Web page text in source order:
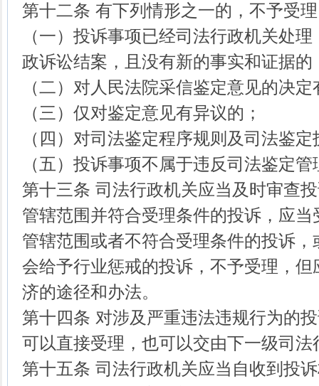
第十二条 有下列情形之一的，不予受
（一）投诉事项已经司法行政机关处
政诉讼结案，且没有新的事实和证据的
（二）对人民法院采信鉴定意见的决
（三）仅对鉴定意见有异议的；
（四）对司法鉴定程序规则及司法鉴
（五）投诉事项不属于违反司法鉴定
第十三条 司法行政机关应当及时审查
管辖范围并符合受理条件的投诉，应
管辖范围或者不符合受理条件的投诉
会给予行业惩戒的投诉，不予受理，
济的途径和办法。
第十四条 对涉及严重违法违规行为的
可以直接受理，也可以交由下一级司法
第十五条 司法行政机关应当自收到投